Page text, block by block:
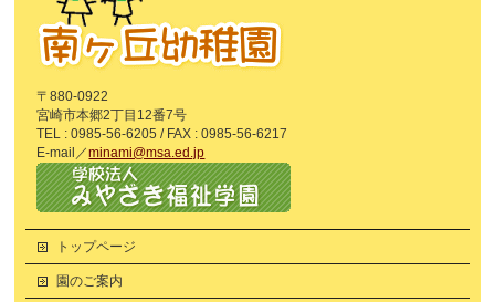
〒880-0922
宮崎市本郷2丁目12番7号
TEL : 0985-56-6205 / FAX : 0985-56-6217
E-mail／minami@msa.ed.jp
トップページ
園のご案内